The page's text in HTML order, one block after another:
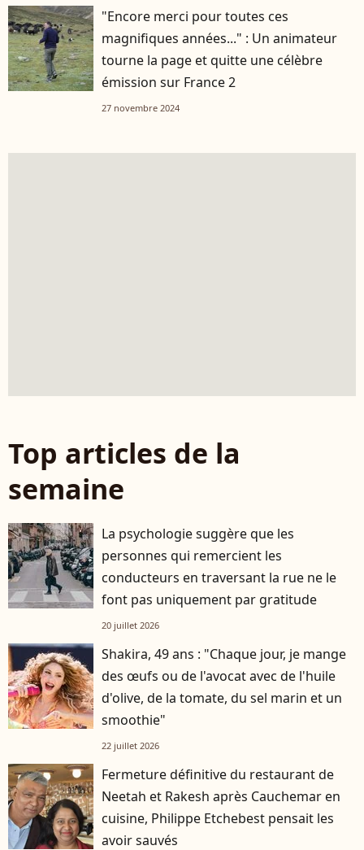
"Encore merci pour toutes ces
magnifiques années..." : Un animateur
tourne la page et quitte une célèbre
émission sur France 2
27 novembre 2024
Top articles de la
semaine
La psychologie suggère que les
personnes qui remercient les
conducteurs en traversant la rue ne le
font pas uniquement par gratitude
20 juillet 2026
Shakira, 49 ans : "Chaque jour, je mange
des œufs ou de l'avocat avec de l'huile
d'olive, de la tomate, du sel marin et un
smoothie"
22 juillet 2026
Fermeture définitive du restaurant de
Neetah et Rakesh après Cauchemar en
cuisine, Philippe Etchebest pensait les
avoir sauvés